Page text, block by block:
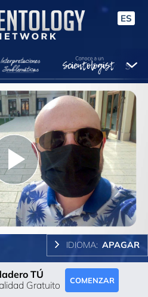
ES
Play
Video
IDIOMA: APAGAR
TÚ
Gratuito
COMENZAR